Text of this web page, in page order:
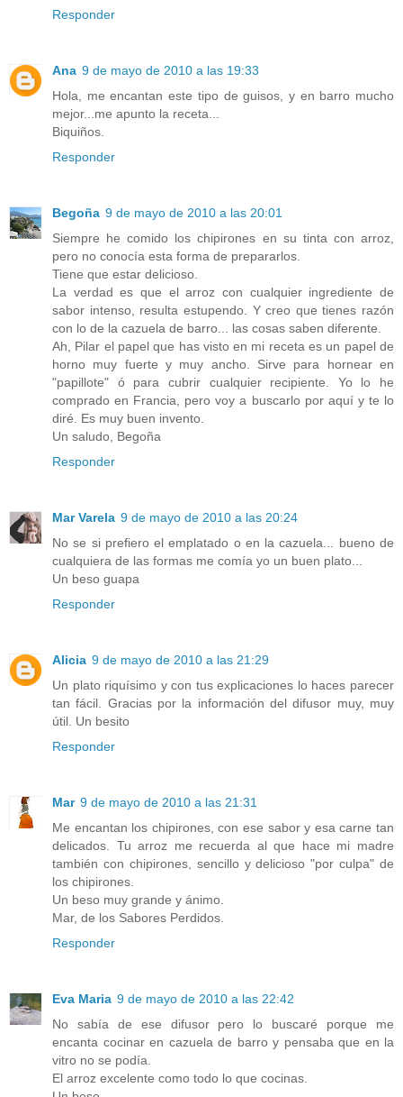
Responder
Ana 9 de mayo de 2010 a las 19:33
Hola, me encantan este tipo de guisos, y en barro mucho
mejor...me apunto la receta...
Biquiños.
Responder
Begoña 9 de mayo de 2010 a las 20:01
Siempre he comido los chipirones en su tinta con arroz,
pero no conocía esta forma de prepararlos.
Tiene que estar delicioso.
La verdad es que el arroz con cualquier ingrediente de
sabor intenso, resulta estupendo. Y creo que tienes razón
con lo de la cazuela de barro... las cosas saben diferente.
Ah, Pilar el papel que has visto en mi receta es un papel de
horno muy fuerte y muy ancho. Sirve para hornear en
"papillote" ó para cubrir cualquier recipiente. Yo lo he
comprado en Francia, pero voy a buscarlo por aquí y te lo
diré. Es muy buen invento.
Un saludo, Begoña
Responder
Mar Varela 9 de mayo de 2010 a las 20:24
No se si prefiero el emplatado o en la cazuela... bueno de
cualquiera de las formas me comía yo un buen plato...
Un beso guapa
Responder
Alicia 9 de mayo de 2010 a las 21:29
Un plato riquísimo y con tus explicaciones lo haces parecer
tan fácil. Gracias por la información del difusor muy, muy
útil. Un besito
Responder
Mar 9 de mayo de 2010 a las 21:31
Me encantan los chipirones, con ese sabor y esa carne tan
delicados. Tu arroz me recuerda al que hace mi madre
también con chipirones, sencillo y delicioso "por culpa" de
los chipirones.
Un beso muy grande y ánimo.
Mar, de los Sabores Perdidos.
Responder
Eva Maria 9 de mayo de 2010 a las 22:42
No sabía de ese difusor pero lo buscaré porque me
encanta cocinar en cazuela de barro y pensaba que en la
vitro no se podía.
El arroz excelente como todo lo que cocinas.